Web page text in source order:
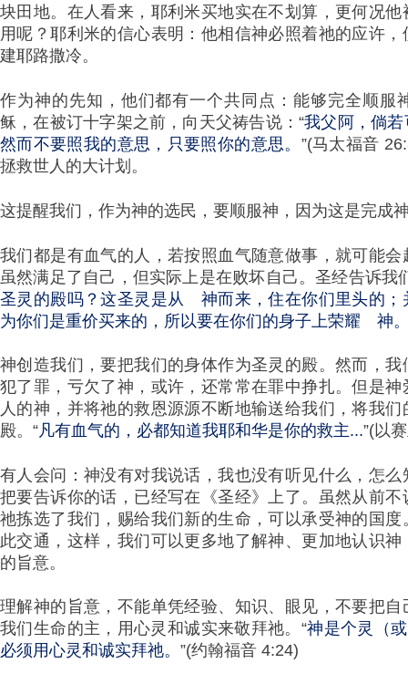
块田地。在人看来，耶利米买地实在不划算，更何况
用呢？耶利米的信心表明：他相信神必照着祂的应许
建耶路撒冷。
作为神的先知，他们都有一个共同点：能够完全顺服
稣，在被订十字架之前，向天父祷告说：“我父阿，倘
然而不要照我的意思，只要照你的意思。 ”(马太福音
拯救世人的大计划。
这提醒我们，作为神的选民，要顺服神，因为这是完成
我们都是有血气的人，若按照血气随意做事，就可能
虽然满足了自己，但实际上是在败坏自己。圣经告诉我
圣灵的殿吗？这圣灵是从　神而来，住在你们里头的
为你们是重价买来的，所以要在你们的身子上荣耀　神
神创造我们，要把我们的身体作为圣灵的殿。然而，
犯了罪，亏欠了神，或许，还常常在罪中挣扎。但是
人的神，并将祂的救恩源源不断地输送给我们，将我
殿。“凡有血气的，必都知道我耶和华是你的救主...”(以
有人会问：神没有对我说话，我也没有听见什么，怎
把要告诉你的话，已经写在《圣经》上了。虽然从前
祂拣选了我们，赐给我们新的生命，可以承受神的国
此交通，这样，我们可以更多地了解神、更加地认识
的旨意。
理解神的旨意，不能单凭经验、知识、眼见，不要把
我们生命的主，用心灵和诚实来敬拜祂。“神是个灵（
必须用心灵和诚实拜祂。 ”(约翰福音 4:24)